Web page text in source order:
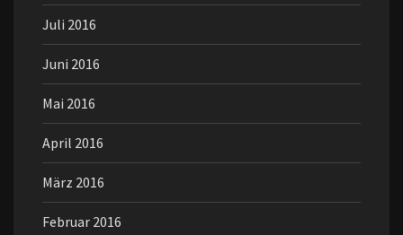
Juli 2016
Juni 2016
Mai 2016
April 2016
März 2016
Februar 2016